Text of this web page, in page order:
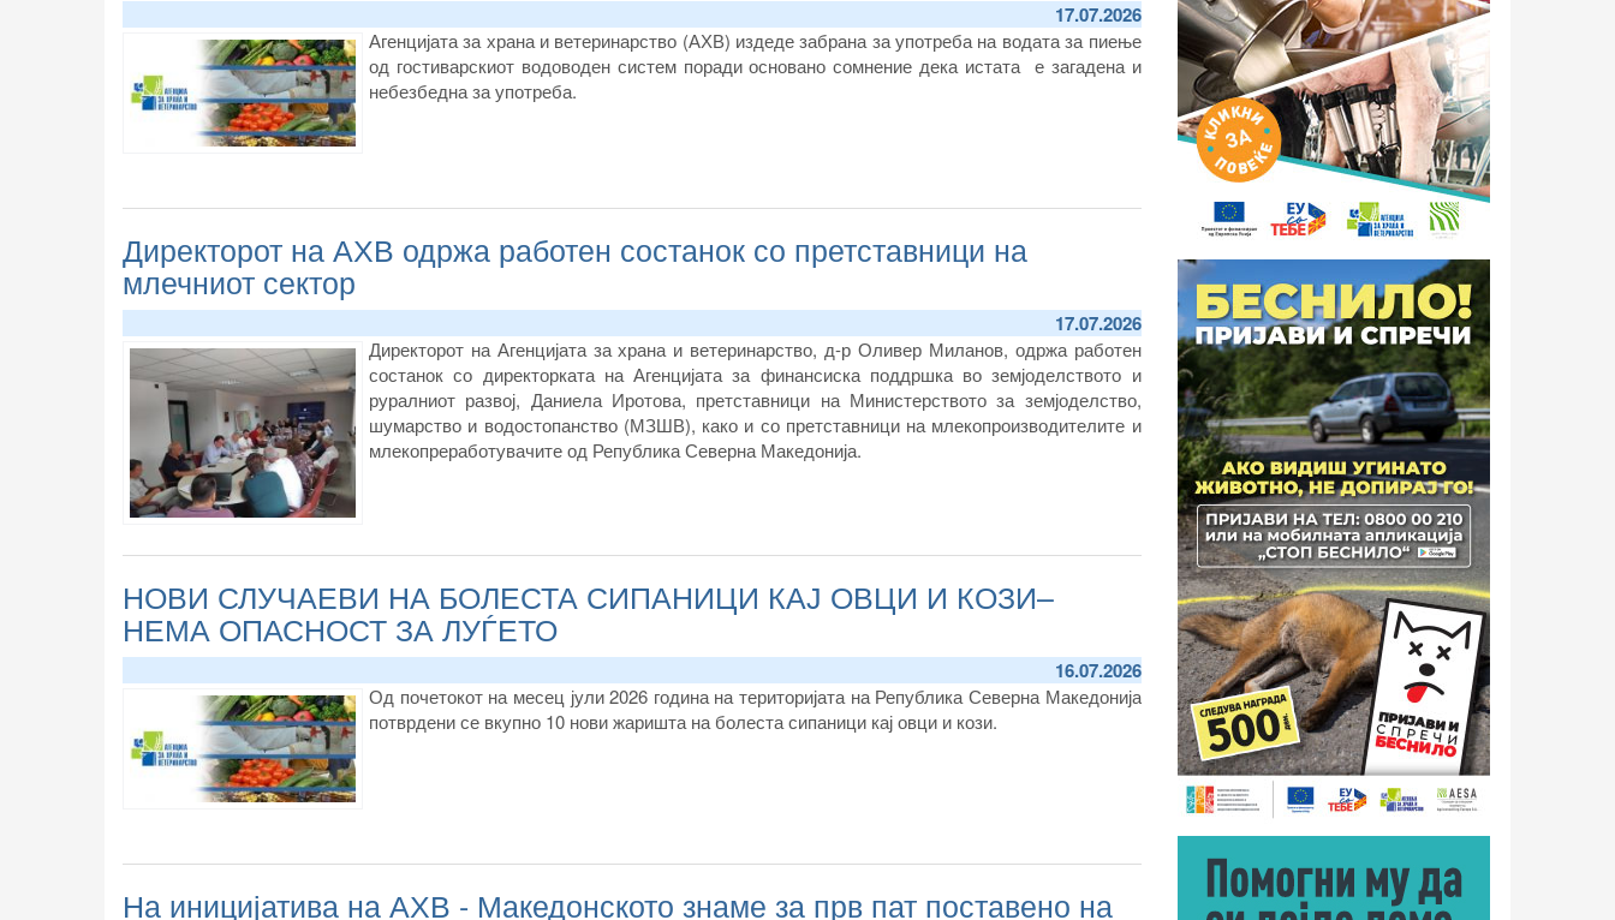
17.07.2026
Агенцијата за храна и ветеринарство (АХВ) издеде забрана за употреба на водата за пиење
од гостиварскиот водоводен систем поради основано сомнение дека истата е загадена и
небезбедна за употреба.
Директорот на АХВ одржа работен состанок со претставници на
млечниот сектор
17.07.2026
Директорот на Агенцијата за храна и ветеринарство, д-р Оливер Миланов, одржа работен
состанок со директорката на Агенцијата за финансиска поддршка во земјоделството и
руралниот развој, Даниела Иротова, претставници на Министерството за земјоделство,
шумарство и водостопанство (МЗШВ), како и со претставници на млекопроизводителите и
млекопреработувачите од Република Северна Македонија.
НОВИ СЛУЧАЕВИ НА БОЛЕСТА СИПАНИЦИ КАЈ ОВЦИ И КОЗИ–
НЕМА ОПАСНОСТ ЗА ЛУЃЕТО
16.07.2026
Од почетокот на месец јули 2026 година на територијата на Република Северна Македонија
потврдени се вкупно 10 нови жаришта на болеста сипаници кај овци и кози.
На иницијатива на АХВ - Македонското знаме за прв пат поставено на